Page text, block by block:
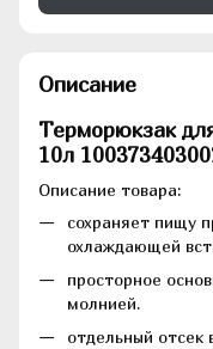
Описание
Терморюкзак
10л
Описание товара:
сохраняет пищу
охлаждающей
просторное
молнией.
отдельный отсек